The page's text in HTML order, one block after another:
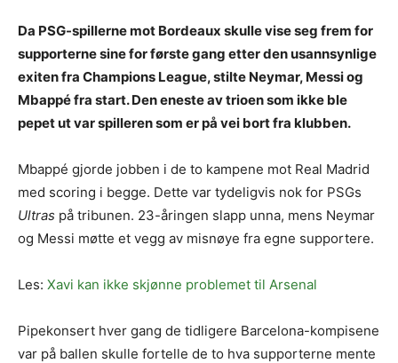
Da PSG-spillerne mot Bordeaux skulle vise seg frem for
supporterne sine for første gang etter den usannsynlige
exiten fra Champions League, stilte Neymar, Messi og
Mbappé fra start. Den eneste av trioen som ikke ble
pepet ut var spilleren som er på vei bort fra klubben.
Mbappé gjorde jobben i de to kampene mot Real Madrid
med scoring i begge. Dette var tydeligvis nok for PSGs
Ultras på tribunen. 23-åringen slapp unna, mens Neymar
og Messi møtte et vegg av misnøye fra egne supportere.
Les: Xavi kan ikke skjønne problemet til Arsenal
Pipekonsert hver gang de tidligere Barcelona-kompisene
var på ballen skulle fortelle de to hva supporterne mente